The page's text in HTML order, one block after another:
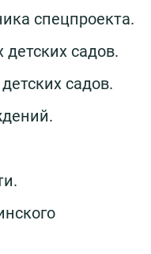
спецпроекта.
детских садов.
садов.